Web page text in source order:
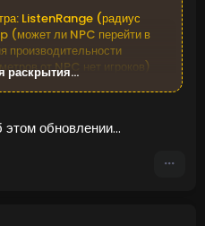
ListenRange (радиус
ли NPC перейти в
от NPC нет игроков)
для моего будущего
раскрытия...
обновлении...